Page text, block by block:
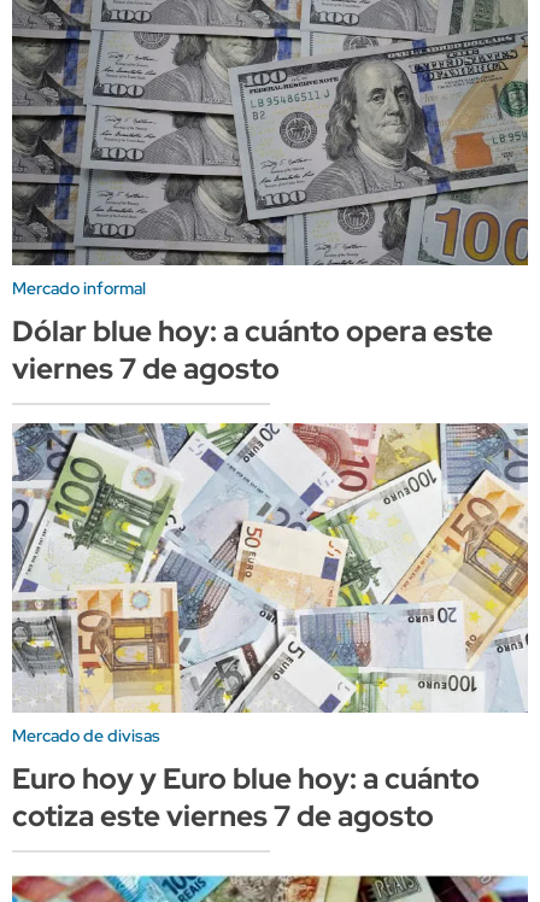
Mercado informal
Dólar blue hoy: a cuánto opera este
viernes 7 de agosto
Mercado de divisas
Euro hoy y Euro blue hoy: a cuánto
cotiza este viernes 7 de agosto